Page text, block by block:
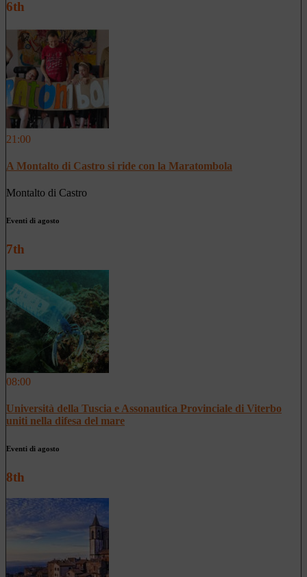
6th
21:00
A Montalto di Castro si ride con la Maratombola
Montalto di Castro
Eventi di agosto
7th
08:00
Università della Tuscia e Assonautica Provinciale di Viterbo
uniti nella difesa del mare
Eventi di agosto
8th